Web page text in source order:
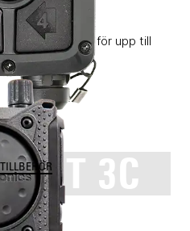
och monofon för upp till
3C
3C